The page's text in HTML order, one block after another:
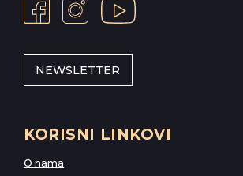
NEWSLETTER
KORISNI LINKOVI
O nama